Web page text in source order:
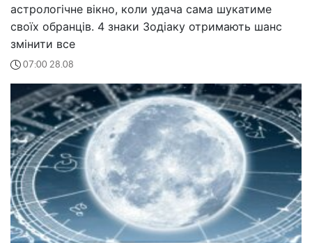
астрологічне вікно, коли удача сама шукатиме
своїх обранців. 4 знаки Зодіаку отримають шанс
змінити все
07:00 28.08